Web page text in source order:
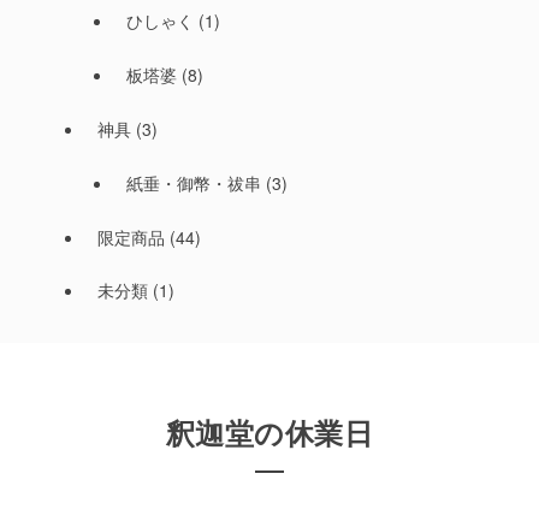
ひしゃく (1)
板塔婆(8)
神具 (3)
紙垂・御幣・祓串 (3)
限定商品 (44)
未分類 (1)
釈迦堂の休業日